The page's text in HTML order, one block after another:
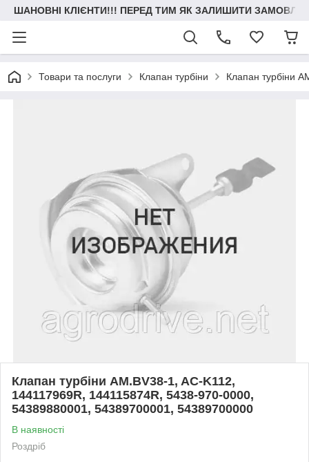
ШАНОВНІ КЛІЄНТИ!!! ПЕРЕД ТИМ ЯК ЗАЛИШИТИ
Товари та послуги Клапан турбіни Клапан турбіни
Клапан турбіни AM.BV38-1, AC-K112,
144117969R, 144115874R, 5438-970-0000,
54389880001, 54389700001, 54389700000
В наявності
Роздріб